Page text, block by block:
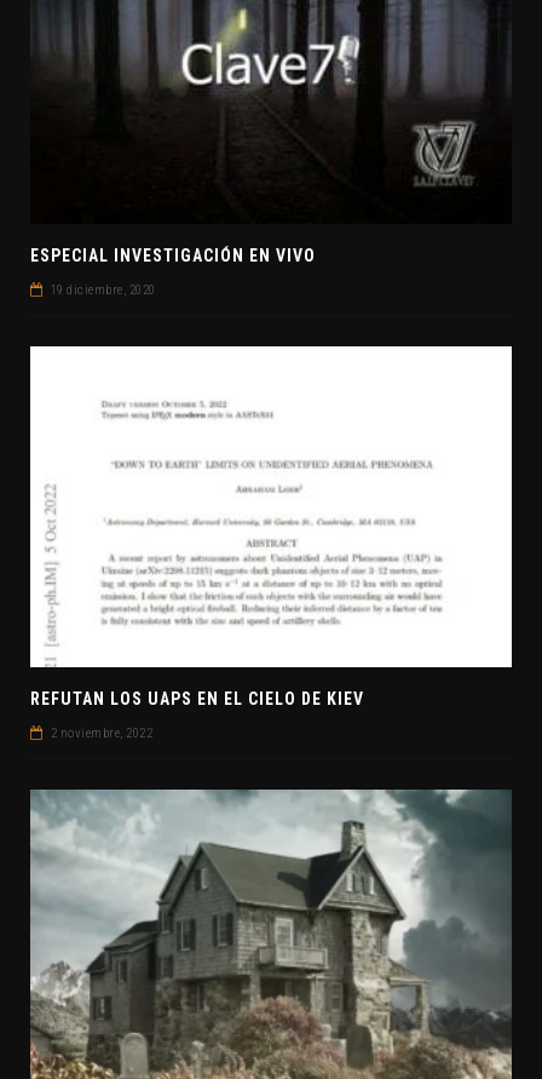
ESPECIAL INVESTIGACIÓN EN VIVO
19 diciembre, 2020
REFUTAN LOS UAPS EN EL CIELO DE KIEV
2 noviembre, 2022